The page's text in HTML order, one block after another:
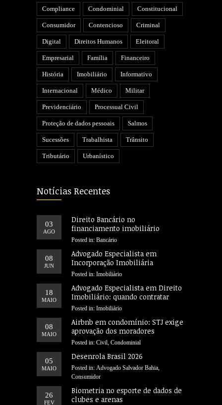
Compliance Condominial Constitucional
Consumidor Contencioso Criminal
Digital Direitos Humanos Eleitoral
Empresarial Família Financeiro
História Imobiliário Informativo
Internacional Médico Militar
Previdenciário Processual Civil
Proteção de dados pessoais Salmos
Sucessões Trabalhista Trânsito
Tributário Urbanístico
Notícias Recentes
03
AGO
Direito Bancário no
financiamento imobiliário
Posted in: Bancário
08
JUN
Advogado Especialista em
Incorporação Imobiliária
Posted in: Imobiliário
18
MAIO
Advogado Especialista em Direito
Imobiliário: quando contratar
Posted in: Imobiliário
08
MAIO
Airbnb em condomínio: STJ exige
aprovação dos moradores
Posted in: Civil, Condominial
05
MAIO
Desenrola Brasil 2026
Posted in: Advogado Salvador Bahia,
Consumidor
26
FEV
Biometria no esporte de dados de
clubes e arenas